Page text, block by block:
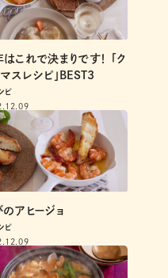
これで決まりです！ 「ク
マスレシピ」BEST3
ピ
のアヒージョ
ピ